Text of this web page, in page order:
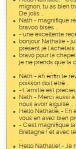
mignon, tu as bien
De jolis ...
Nath - magnifique
bravoo bises ...
- une excellente
bonjour Nathalie -
présent je l'achetais
bravo pour la
je ne prends que la
...
Nath - ah enfin te
poisson doit être ...
- L'amitié est
Nath - Merci aussi
nous avoir aiguillé ...
Hello Nathalie, - En
vous en avez bien
- C'est magnifique la
Bretagne ! et avec le
...
Hello Nathalie! - Je